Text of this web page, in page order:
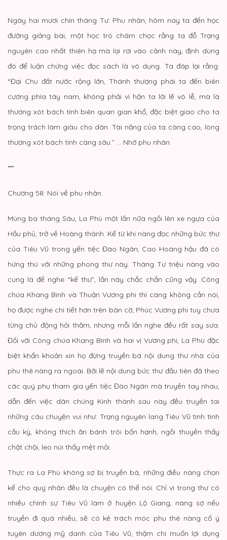
Ngày hai mươi chín tháng Tư: Phu nhân, hôm nay ta đến học
đường giảng bài, một học trò châm chọc rằng ta đỗ Trạng
nguyên cao nhất thiên hạ mà lại rơi vào cảnh này, định dùng
đó để luận chứng việc đọc sách là vô dụng. Ta đáp lại rằng:
“Đại Chu đất nước rộng lớn, Thánh thượng phái ta đến biên
cương phía tây nam, không phải vì hận ta lời lẽ vô lễ, mà là
thương xót bách tính biên quan gian khổ, đặc biệt giao cho ta
trọng trách làm giàu cho dân. Tài năng của ta càng cao, lòng
thương xót bách tính càng sâu.” … Nhớ phu nhân.
***
Chương 58: Nói về phu nhân.
Mùng ba tháng Sáu, La Phù một lần nữa ngồi lên xe ngựa của
Hầu phủ, trở về Hoàng thành. Kể từ khi nàng đọc những bức thư
của Tiêu Vũ trong yến tiệc Đào Ngân, Cao Hoàng hậu đã có
hứng thú với những phong thư này. Tháng Tư triệu nàng vào
cung là để nghe “kể thư”, lần này chắc chắn cũng vậy. Công
chúa Khang Bình và Thuận Vương phi thì càng không cần nói,
họ được nghe chi tiết hơn trên bàn cờ; Phúc Vương phi tuy chưa
từng chủ động hỏi thăm, nhưng mỗi lần nghe đều rất say sưa.
Đối với Công chúa Khang Bình và hai vị Vương phi, La Phù đặc
biệt khẩn khoản xin họ đừng truyền bá nội dung thư nhà của
phu thê nàng ra ngoài. Bởi lẽ nội dung bức thư đầu tiên đã theo
các quý phụ tham gia yến tiệc Đào Ngân mà truyền tay nhau,
dẫn đến việc dân chúng Kinh thành sau này đều truyền tai
những câu chuyện vui như: Trạng nguyên lang Tiêu Vũ tính tình
cầu kỳ, không thích ăn bánh trôi bốn hạnh, ngồi thuyền thấy
chật chội, leo núi thấy mệt mỏi.
Thực ra La Phù không sợ bị truyền bá, những điều nàng chọn
kể cho quý nhân đều là chuyện có thể nói. Chỉ vì trong thư có
nhiều chính sự Tiêu Vũ làm ở huyện Lộ Giang, nàng sợ nếu
truyền đi quá nhiều, sẽ có kẻ trách móc phu thê nàng cố ý
tuyên dương mỹ danh của Tiêu Vũ, thậm chí muốn lợi dụng